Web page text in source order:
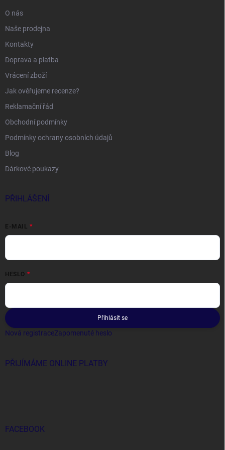
O nás
Naše prodejna
Kontakty
Doprava a platba
Vrácení zboží
Jak ověřujeme recenze?
Reklamační řád
Obchodní podmínky
Podmínky ochrany osobních údajů
Blog
Dárkové poukazy
PŘIHLÁŠENÍ
E-MAIL
HESLO
Přihlásit se
Nová registraceZapomenuté heslo
PŘIJÍMÁME ONLINE PLATBY
FACEBOOK